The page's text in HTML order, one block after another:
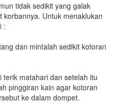
tidak sedikit yang galak
Untuk menaklukan
:
dan mintalah sedikit kotoran
matahari dan setelah itu
pinggiran kain agar kotoran
ke dalam dompet.